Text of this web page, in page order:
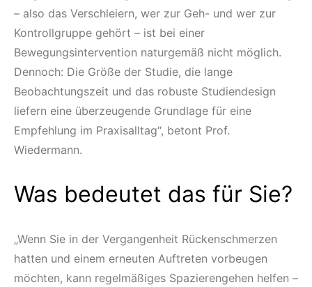
– also das Verschleiern, wer zur Geh- und wer zur
Kontrollgruppe gehört – ist bei einer
Bewegungsintervention naturgemäß nicht möglich.
Dennoch: Die Größe der Studie, die lange
Beobachtungszeit und das robuste Studiendesign
liefern eine überzeugende Grundlage für eine
Empfehlung im Praxisalltag“, betont Prof.
Wiedermann.
Was bedeutet das für Sie?
„Wenn Sie in der Vergangenheit Rückenschmerzen
hatten und einem erneuten Auftreten vorbeugen
möchten, kann regelmäßiges Spazierengehen helfen –